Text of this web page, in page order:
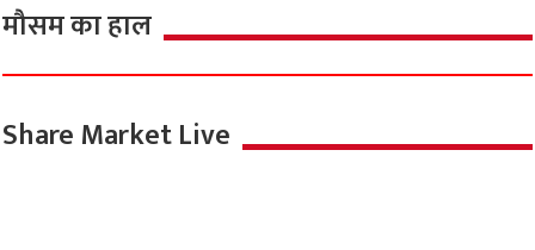
मौसम का हाल
Share Market Live